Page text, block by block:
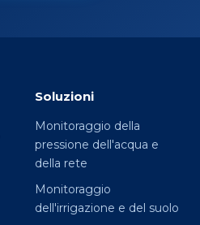
Soluzioni
Monitoraggio della
pressione dell'acqua e
della rete
Monitoraggio
dell'irrigazione e del suolo